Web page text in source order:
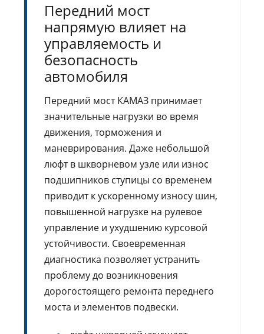
Передний мост
напрямую влияет на
управляемость и
безопасность
автомобиля
Передний мост КАМАЗ принимает
значительные нагрузки во время
движения, торможения и
маневрирования. Даже небольшой
люфт в шкворневом узле или износ
подшипников ступицы со временем
приводит к ускоренному износу шин,
повышенной нагрузке на рулевое
управление и ухудшению курсовой
устойчивости. Своевременная
диагностика позволяет устранить
проблему до возникновения
дорогостоящего ремонта переднего
моста и элементов подвески.